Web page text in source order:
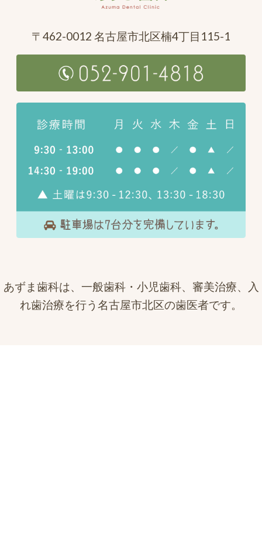
〒462-0012 名古屋市北区楠4丁目115-1
あずま歯科は、一般歯科・小児歯科、審美治療、入
れ歯治療を行う名古屋市北区の歯医者です。